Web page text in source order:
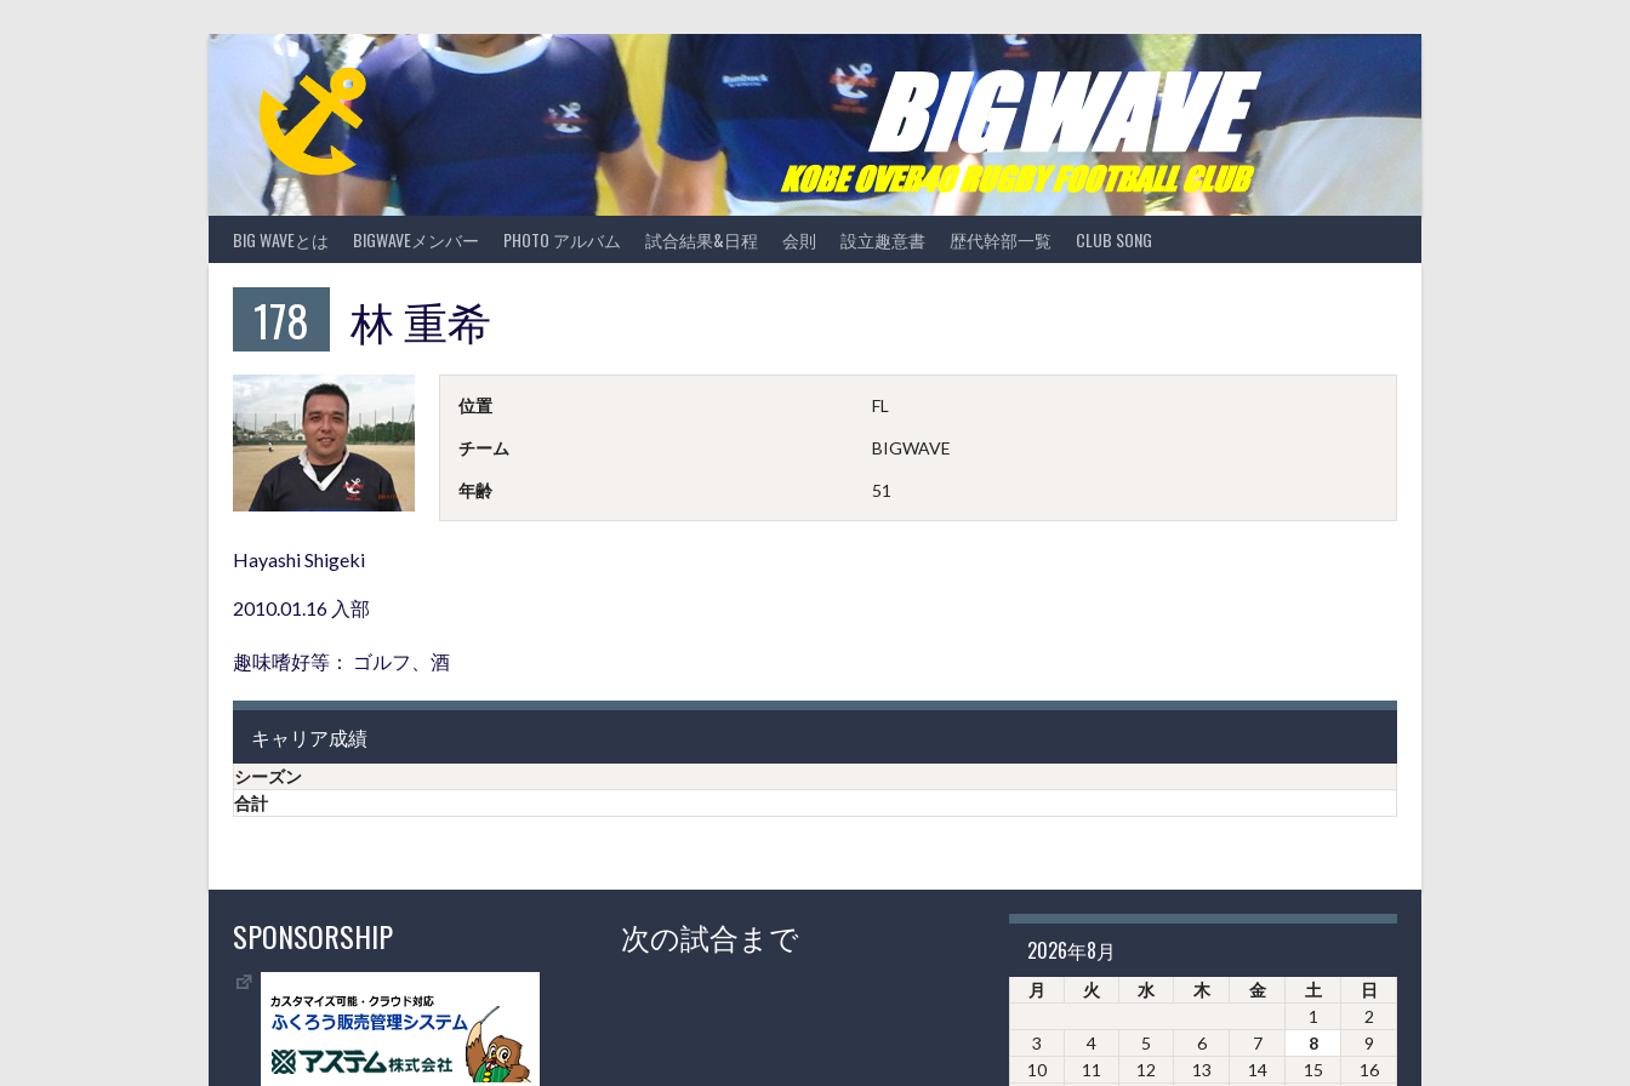
BIG WAVEとは BIGWAVEメンバー PHOTO アルバム 試合結果&日程 会則 設立趣意書 歴代幹部一覧 CLUB SONG
178 林 重希
位置 FL
チーム BIGWAVE
年齢 51
Hayashi Shigeki
2010.01.16 入部
趣味嗜好等： ゴルフ、酒
キャリア成績
シーズン
合計
SPONSORSHIP 次の試合まで 2026年8月
月 火 水 木 金 土
日
1
2
3
4 5 6 7 8
9
10
11 12 13 14 15
16